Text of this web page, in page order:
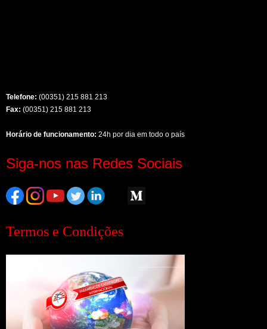
Telefone: (00351) 215 881 213
Fax: (00351) 215 881 213
Horário de funcionamento: 24h por dia em todo o país
Siga-nos nas Redes Sociais
Termos e Condições